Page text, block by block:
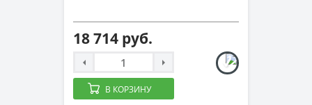
18 714 руб.
В КОРЗИНУ